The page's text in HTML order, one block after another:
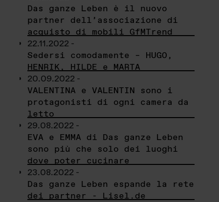
Das ganze Leben è il nuovo
partner dell’associazione di
acquisto di mobili GfMTrend
22.11.2022 -
Sedersi comodamente – HUGO,
HENRIK, HILDE e MARTA
20.09.2022 -
VALENTINA e VALENTIN sono i
protagonisti di ogni camera da
letto
29.08.2022 -
EVA e EMMA di Das ganze Leben
sono più che solo dei luoghi
dove poter cucinare
23.08.2022 -
Das ganze Leben espande la rete
dei partner - Lisel.de